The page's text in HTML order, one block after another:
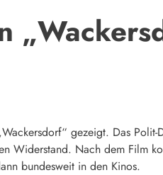
gezeigt. Das
Widerstand. Nach dem Film
bundesweit in den Kinos.